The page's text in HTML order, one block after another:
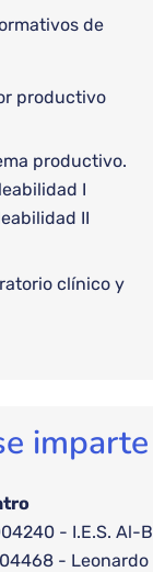
de
productivo
productivo.
I
II
clínico y
imparte
- I.E.S. Al-
- Leonardo